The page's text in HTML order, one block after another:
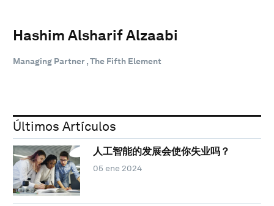
Hashim Alsharif Alzaabi
Managing Partner , The Fifth Element
Últimos Artículos
人工智能的发展会使你失业吗？
05 ene 2024